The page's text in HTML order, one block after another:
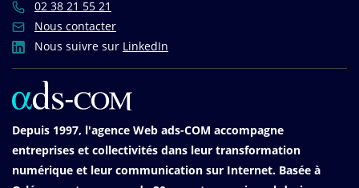
02 38 21 55 21
Nous contacter
Nous suivre sur LinkedIn
Depuis 1997, l'agence Web ads-COM accompagne
entreprises et collectivités dans leur transformation
numérique et leur communication sur Internet. Basée à